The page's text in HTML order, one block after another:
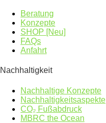
Beratung
Konzepte
SHOP [Neu]
FAQs
Anfahrt
Nachhaltigkeit
Nachhaltige Konzepte
Nachhaltigkeitsaspekte
CO₂ Fußabdruck
MBRC the Ocean